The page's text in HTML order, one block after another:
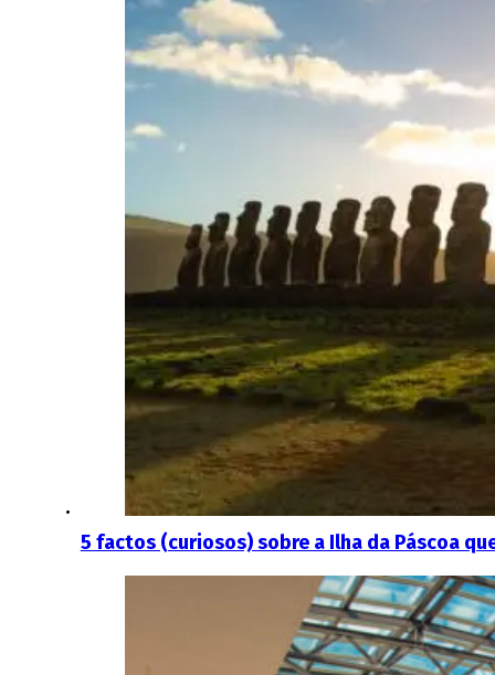
5 factos (curiosos) sobre a Ilha da Páscoa